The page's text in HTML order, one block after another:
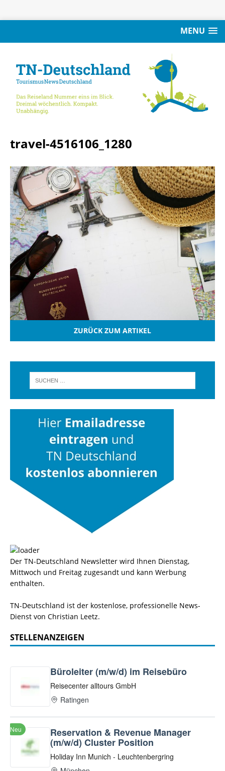
MENU
travel-4516106_1280
ZURÜCK ZUM ARTIKEL
Der TN-Deutschland Newsletter wird Ihnen Dienstag,
Mittwoch und Freitag zugesandt und kann Werbung
enthalten.
TN-Deutschland ist der kostenlose, professionelle News-
Dienst von Christian Leetz.
STELLENANZEIGEN